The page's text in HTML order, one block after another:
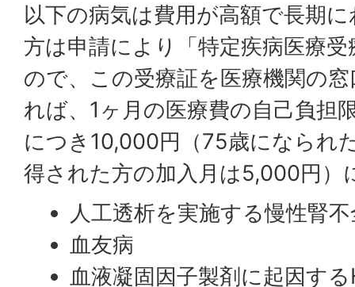
以下の病気は費用が高額で長期
方は申請により「特定疾病医療
ので、この受療証を医療機関の
れば、1ヶ月の医療費の自己負担
につき10,000円（75歳になられ
得された方の加入月は5,000円）
人工透析を実施する慢性腎
血友病
血液凝固因子製剤に起因す